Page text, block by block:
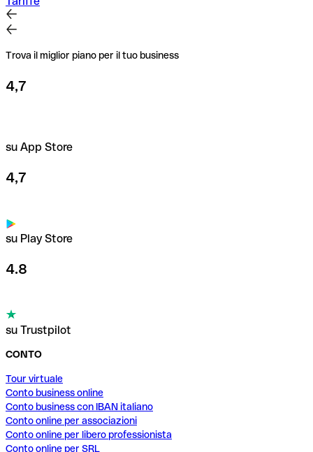
Trova il miglior piano per il tuo business
4,7
su App Store
4,7
su Play Store
4.8
su Trustpilot
CONTO
Tour virtuale
Conto business online
Conto business con IBAN italiano
Conto online per associazioni
Conto online per libero professionista
Conto online per SRL